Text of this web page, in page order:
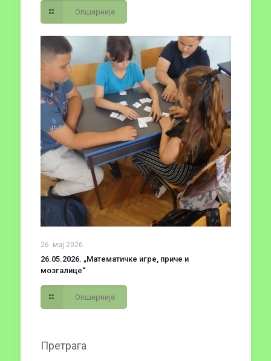
Опширније
26. мај 2026.
26.05.2026. „Математичке игре, приче и
мозгалице“
Опширније
Претрага